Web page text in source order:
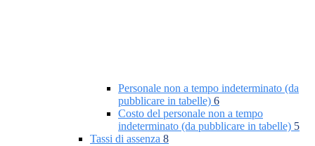
Personale non a tempo indeterminato (da
pubblicare in tabelle) 6
Costo del personale non a tempo
indeterminato (da pubblicare in tabelle) 5
Tassi di assenza 8